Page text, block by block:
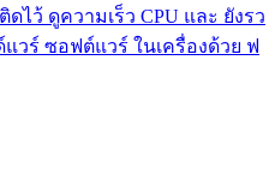
ว้ ดูความเร็ว CPU และ ยังรว
วร์ ซอฟต์แวร์ ในเครื่องด้วย ฟ